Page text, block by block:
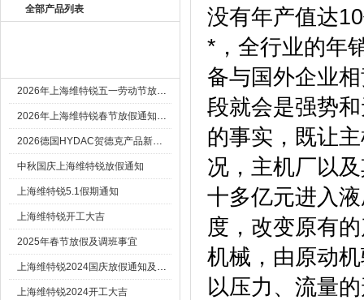
全部产品列表
2026年上海维特锐五一劳动节放假通知
2026年上海维特锐春节放假通知及调班安排
2026德国HYDAC贺德克产品新到一批现货
中秋国庆上海维特锐放假通知
上海维特锐5.1假期通知
上海维特锐开工大吉
2025年春节放假及调班事宜
上海维特锐2024国庆放假通知及调休安排
上海维特锐2024开工大吉
没有年产值达
*，全行业的年
备与国外企业
段就会是强势
的事实，既让
况，主机厂以
十多亿元进入
度，改变原有
机械，由原动
以压力、流量